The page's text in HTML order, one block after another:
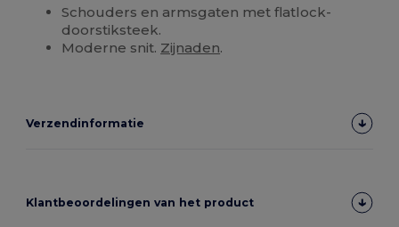
Schouders en armsgaten met flatlock-
doorstiksteek.
Moderne snit. Zijnaden.
Verzendinformatie
Klantbeoordelingen van het product